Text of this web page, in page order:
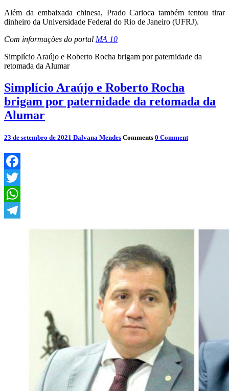
Além da embaixada chinesa, Prado Carioca também tentou tirar
dinheiro da Universidade Federal do Rio de Janeiro (UFRJ).
Com informações do portal MA 10
Simplício Araújo e Roberto Rocha brigam por paternidade da
retomada da Alumar
Simplício Araújo e Roberto Rocha
brigam por paternidade da retomada da
Alumar
23 de setembro de 2021 Dalvana Mendes Comments 0 Comment
Facebook
Twitter
WhatsApp